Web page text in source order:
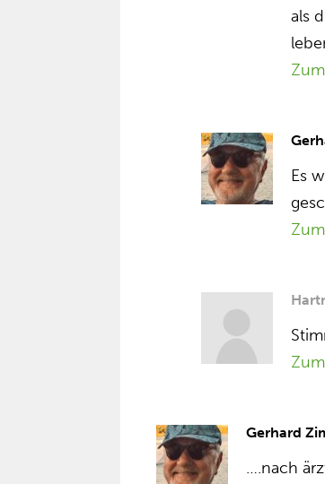
als
Es
Gerhard
….nach